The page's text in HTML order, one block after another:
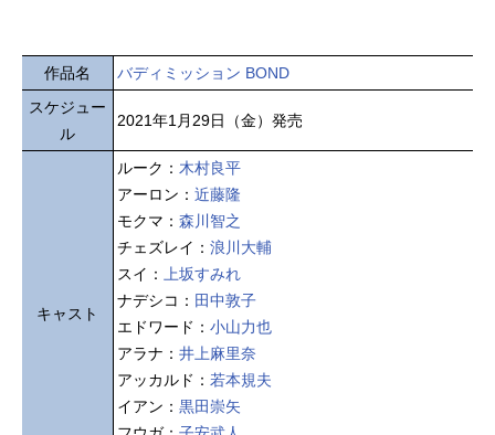
作品名
バディミッション BOND
スケジュー
ル
2021年1月29日（金）発売
キャスト
ルーク： 木村良平
アーロン： 近藤隆
モクマ： 森川智之
チェズレイ： 浪川大輔
スイ：
上坂すみれ
ナデシコ： 田中敦子
エドワード： 小山力也
アラナ： 井上麻里奈
アッカルド： 若本規夫
イアン： 黒田崇矢